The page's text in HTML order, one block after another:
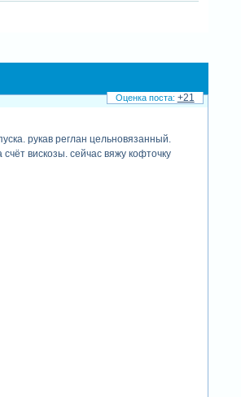
рукав реглан цельновязанный.
вискозы. сейчас вяжу кофточку
+21